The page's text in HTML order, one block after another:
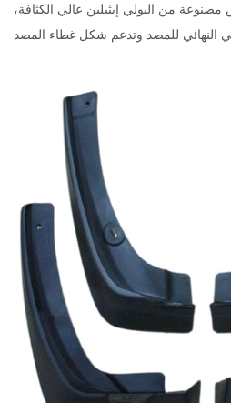
من البولي إيثيلين عالي الكثافة،